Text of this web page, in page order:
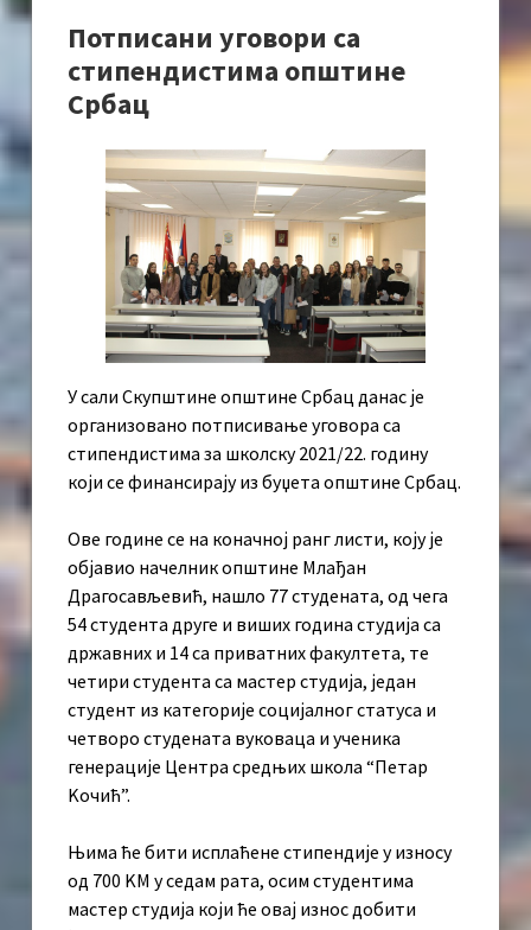
Потписани уговори са
стипендистима општине
Србац
У сали Скупштине општине Србац данас је
организовано потписивање уговора са
стипендистима за школску 2021/22. годину
који се финансирају из буџета општине Србац.
Ове године се на коначној ранг листи, коју је
објавио начелник општине Млађан
Драгосављевић, нашло 77 студената, од чега
54 студента друге и виших година студија са
државних и 14 са приватних факултета, те
четири студента са мастер студија, један
студент из категорије социјалног статуса и
четворо студената вуковаца и ученика
генерације Центра средњих школа “Петар
Kочић”.
Њима ће бити исплаћене стипендије у износу
од 700 KМ у седам рата, осим студентима
мастер студија који ће овај износ добити